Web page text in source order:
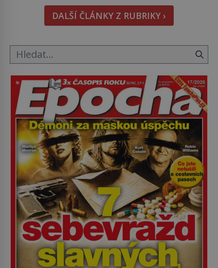
pohledu na výši vyměřené podpory
v nezaměstnanosti. Kam vás pozveme? Unikátní
hřbitov, který si vysloužil název „Veselý“, najdeme
DALŠÍ ČLÁNKY Z RUBRIKY ›